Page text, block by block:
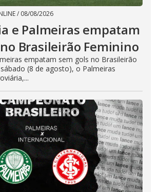
/ 08/08/2026
e Palmeiras empatam
Brasileirão Feminino
empatam sem gols no Brasileirão
(8 de agosto), o Palmeiras